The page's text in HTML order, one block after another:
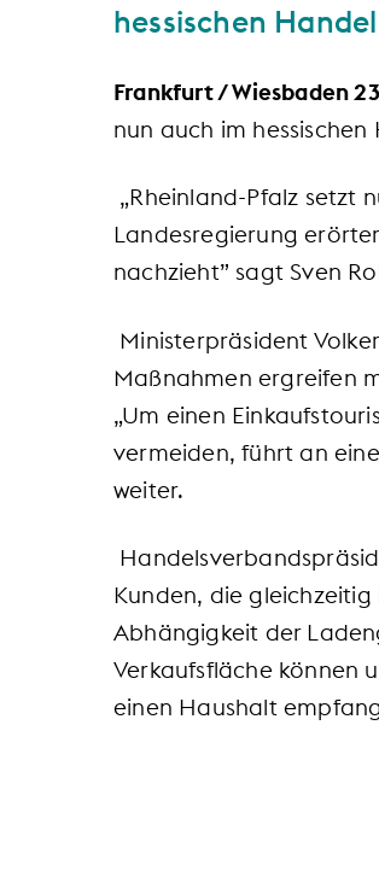
hessischen
Frankfurt / Wiesbaden
nun auch im hessischen
„Rheinland-Pfalz setzt
Landesregierung
nachzieht” sagt Sven
Ministerpräsident
Maßnahmen ergreifen
„Um einen
vermeiden, führt an
weiter.
Kunden, die
Abhängigkeit der
Verkaufsfläche können
einen Haushalt